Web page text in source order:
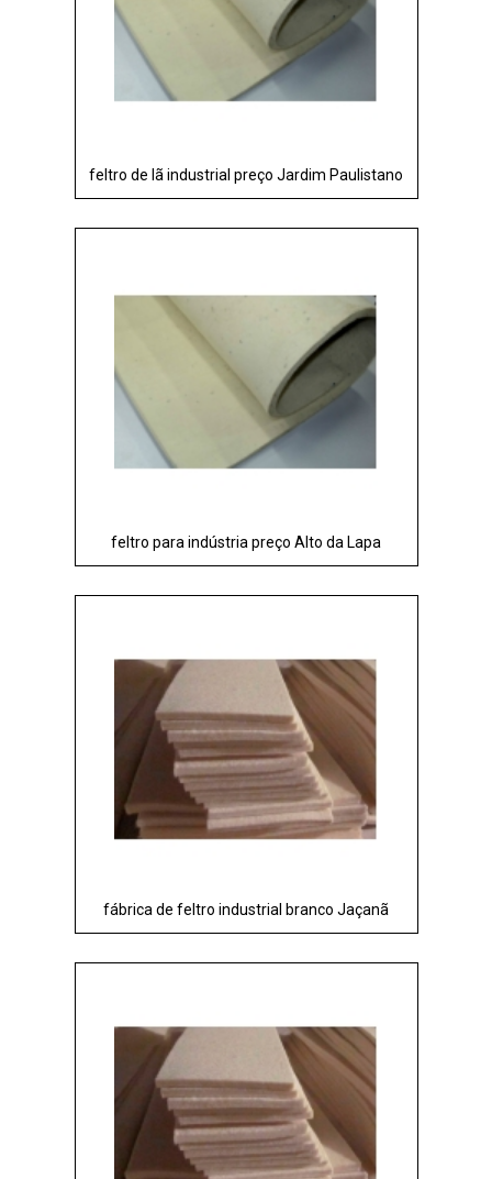
feltro de lã industrial preço Jardim Paulistano
feltro para indústria preço Alto da Lapa
fábrica de feltro industrial branco Jaçanã